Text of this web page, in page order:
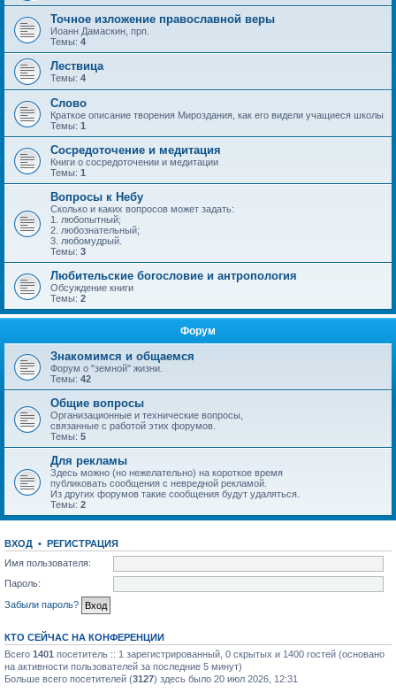
Точное изложение православной веры
Иоанн Дамаскин, прп.
Темы: 4
Лествица
Темы: 4
Слово
Краткое описание творения Мироздания, как его видели учащиеся школы
Темы: 1
Сосредоточение и медитация
Книги о сосредоточении и медитации
Темы: 1
Вопросы к Небу
Сколько и каких вопросов может задать:
1. любопытный;
2. любознательный;
3. любомудрый.
Темы: 3
Любительские богословие и антропология
Обсуждение книги
Темы: 2
Форум
Знакомимся и общаемся
Форум о "земной" жизни.
Темы: 42
Общие вопросы
Организационные и технические вопросы,
связанные с работой этих форумов.
Темы: 5
Для рекламы
Здесь можно (но нежелательно) на короткое время
публиковать сообщения с невредной рекламой.
Из других форумов такие сообщения будут удаляться.
Темы: 2
ВХОД • РЕГИСТРАЦИЯ
Имя пользователя:
Пароль:
Забыли пароль?
КТО СЕЙЧАС НА КОНФЕРЕНЦИИ
Всего 1401 посетитель :: 1 зарегистрированный, 0 скрытых и 1400 гостей (основано
на активности пользователей за последние 5 минут)
Больше всего посетителей (3127) здесь было 20 июл 2026, 12:31